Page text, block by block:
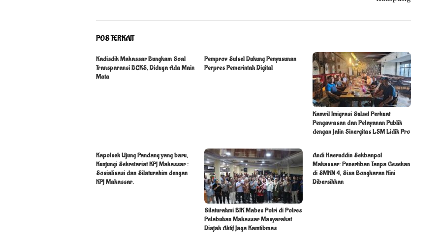
POS TERKAIT
Kadisdik Makassar Bungkam Soal
Transparansi BCKS, Diduga Ada Main
Mata
Pemprov Sulsel Dukung Penyusunan
Perpres Pemerintah Digital
Kanwil Imigrasi Sulsel Perkuat
Pengawasan dan Pelayanan Publik
dengan Jalin Sinergitas LSM Lidik Pro
Kapolsek Ujung Pandang yang baru,
Kunjungi Sekretariat KPJ Makassar :
Sosialisasi dan Silaturahim dengan
KPJ Makassar.
Silaturahmi BIK Mabes Polri di Polres
Pelabuhan Makassar Masyarakat
Diajak Aktif Jaga Kamtibmas
Andi Haeruddin Sekbanpol
Makassar: Penertiban Tanpa Gesekan
di SMKN 4, Sisa Bongkaran Kini
Dibersihkan